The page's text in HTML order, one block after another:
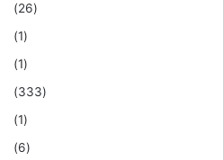
(26)
(1)
(1)
(333)
(1)
(6)